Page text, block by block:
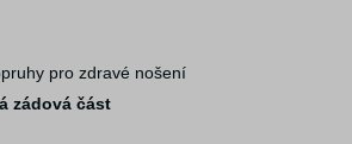
pro zdravé nošení
zádová část